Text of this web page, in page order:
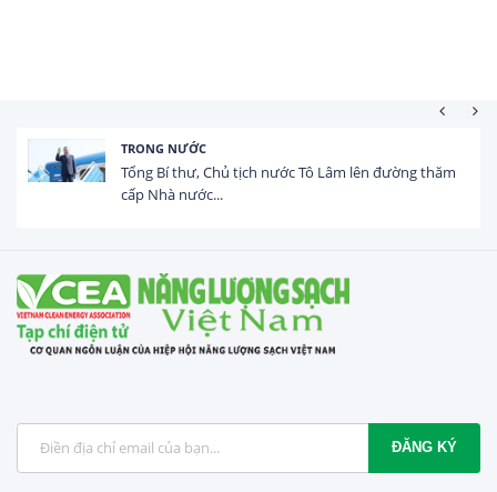
HOẠT ĐỘNG ĐẦU TƯ
Tổng vốn FDI đăng ký vào Việt Nam đạt gần 25 tỷ
USD trong 5 tháng...
ĐĂNG KÝ